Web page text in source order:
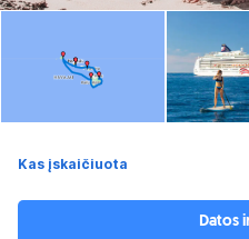
Kas įskaičiuota
Datos